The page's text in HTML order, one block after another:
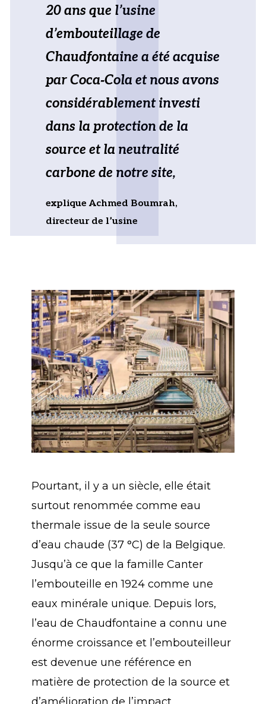
20 ans que l’usine
d’embouteillage de
Chaudfontaine a été acquise
par Coca‑Cola et nous avons
considérablement investi
dans la protection de la
source et la neutralité
carbone de notre site,
explique Achmed Boumrah,
directeur de l’usine
Pourtant, il y a un siècle, elle était
surtout renommée comme eau
thermale issue de la seule source
d’eau chaude (37 °C) de la Belgique.
Jusqu’à ce que la famille Canter
l’embouteille en 1924 comme une
eaux minérale unique. Depuis lors,
l’eau de Chaudfontaine a connu une
énorme croissance et l’embouteilleur
est devenue une référence en
matière de protection de la source et